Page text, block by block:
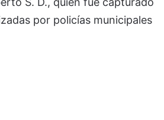
por policías municipales